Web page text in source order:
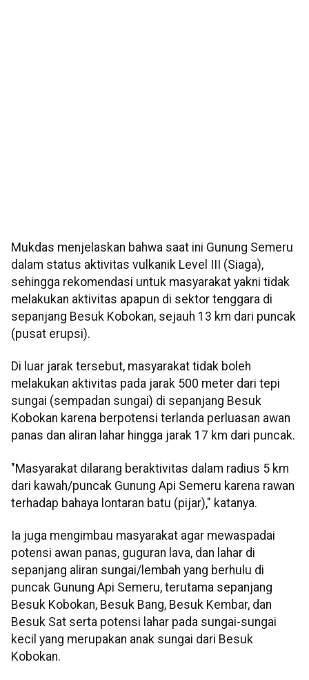
Mukdas menjelaskan bahwa saat ini Gunung Semeru
dalam status aktivitas vulkanik Level III (Siaga),
sehingga rekomendasi untuk masyarakat yakni tidak
melakukan aktivitas apapun di sektor tenggara di
sepanjang Besuk Kobokan, sejauh 13 km dari puncak
(pusat erupsi).
Di luar jarak tersebut, masyarakat tidak boleh
melakukan aktivitas pada jarak 500 meter dari tepi
sungai (sempadan sungai) di sepanjang Besuk
Kobokan karena berpotensi terlanda perluasan awan
panas dan aliran lahar hingga jarak 17 km dari puncak.
"Masyarakat dilarang beraktivitas dalam radius 5 km
dari kawah/puncak Gunung Api Semeru karena rawan
terhadap bahaya lontaran batu (pijar)," katanya.
Ia juga mengimbau masyarakat agar mewaspadai
potensi awan panas, guguran lava, dan lahar di
sepanjang aliran sungai/lembah yang berhulu di
puncak Gunung Api Semeru, terutama sepanjang
Besuk Kobokan, Besuk Bang, Besuk Kembar, dan
Besuk Sat serta potensi lahar pada sungai-sungai
kecil yang merupakan anak sungai dari Besuk
Kobokan.